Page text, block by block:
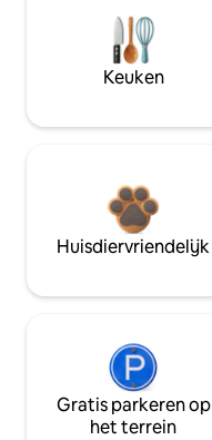
Keuken
Huisdiervriendelijk
Gratis parkeren op
het terrein